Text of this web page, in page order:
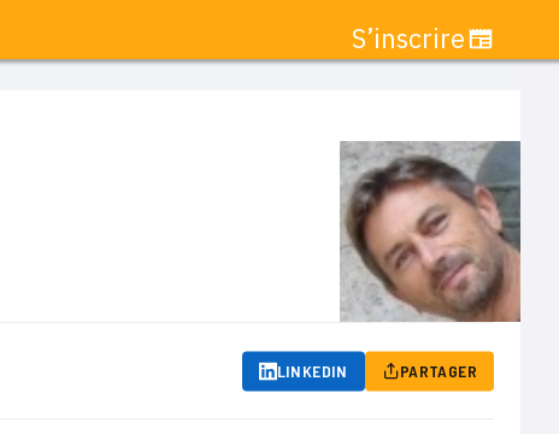
S’inscrire
LINKEDIN PARTAGER